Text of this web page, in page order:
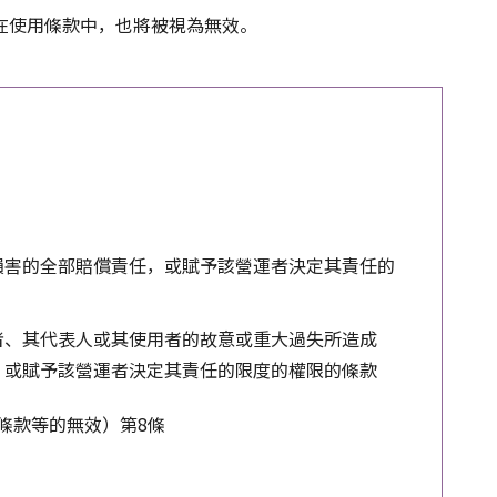
用條款中，也將被視為無效。
的全部賠償責任，或賦予該營運者決定其責任的
其代表人或其使用者的故意或重大過失所造成
賦予該營運者決定其責任的限度的權限的條款
款等的無效）第8條